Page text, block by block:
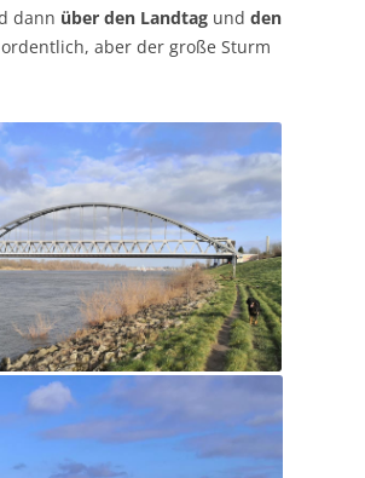
dann über den Landtag und den
aber der große Sturm